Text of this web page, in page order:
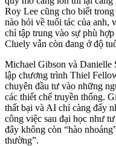
Roy Lee cũng cho biết
nào hỏi về tuổi tác của anh,
chỉ tập trung vào sự phù
Cluely vẫn còn đang ở độ
Michael Gibson và Danielle
lập chương trình Thiel
chuyên đầu tư vào những
các thiết chế truyền thống.
thất bại và AI chỉ càng đẩy
công việc sau đại học như
đây không còn “hào
thường”.